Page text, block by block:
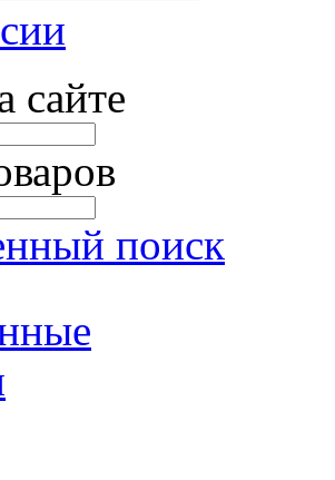
сайте
поиск